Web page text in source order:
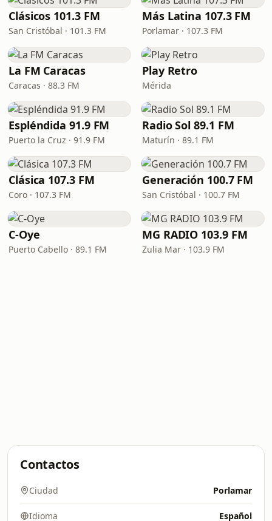
Clásicos 101.3 FM
San Cristóbal · 101.3 FM
Más Latina 107.3 FM
Porlamar · 107.3 FM
La FM Caracas
Caracas · 88.3 FM
Play Retro
Mérida
Espléndida 91.9 FM
Puerto la Cruz · 91.9 FM
Radio Sol 89.1 FM
Maturín · 89.1 FM
Clásica 107.3 FM
Coro · 107.3 FM
Generación 100.7 FM
San Cristóbal · 100.7 FM
C-Oye
Puerto Cabello · 89.1 FM
MG RADIO 103.9 FM
Zulia Mar · 103.9 FM
Contactos
Ciudad Porlamar
Idioma Español